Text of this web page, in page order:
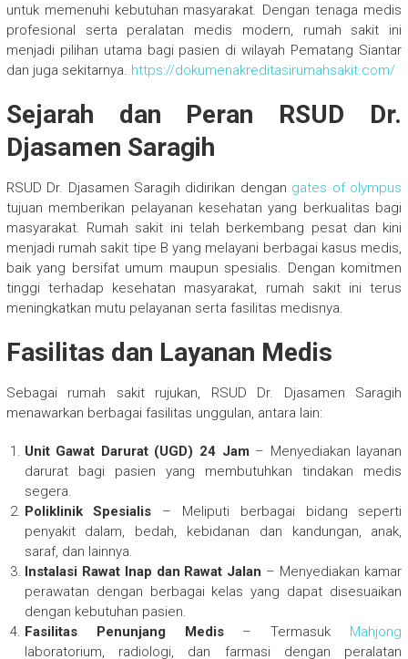
untuk memenuhi kebutuhan masyarakat. Dengan tenaga medis
profesional serta peralatan medis modern, rumah sakit ini
menjadi pilihan utama bagi pasien di wilayah Pematang Siantar
dan juga sekitarnya. https://dokumenakreditasirumahsakit.com/
Sejarah dan Peran RSUD Dr.
Djasamen Saragih
RSUD Dr. Djasamen Saragih didirikan dengan gates of olympus
tujuan memberikan pelayanan kesehatan yang berkualitas bagi
masyarakat. Rumah sakit ini telah berkembang pesat dan kini
menjadi rumah sakit tipe B yang melayani berbagai kasus medis,
baik yang bersifat umum maupun spesialis. Dengan komitmen
tinggi terhadap kesehatan masyarakat, rumah sakit ini terus
meningkatkan mutu pelayanan serta fasilitas medisnya.
Fasilitas dan Layanan Medis
Sebagai rumah sakit rujukan, RSUD Dr. Djasamen Saragih
menawarkan berbagai fasilitas unggulan, antara lain:
Unit Gawat Darurat (UGD) 24 Jam – Menyediakan layanan
darurat bagi pasien yang membutuhkan tindakan medis
segera.
Poliklinik Spesialis – Meliputi berbagai bidang seperti
penyakit dalam, bedah, kebidanan dan kandungan, anak,
saraf, dan lainnya.
Instalasi Rawat Inap dan Rawat Jalan – Menyediakan kamar
perawatan dengan berbagai kelas yang dapat disesuaikan
dengan kebutuhan pasien.
Fasilitas Penunjang Medis– Termasuk Mahjong
laboratorium, radiologi, dan farmasi dengan peralatan